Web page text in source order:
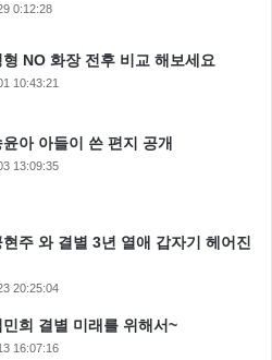
0:12:28
NO 화장 전후 비교 해보세요
10:43:21
아 아들이 쓴 편지 공개
13:09:35
주 와 결별 3년 열애 갑자기 헤어진
20:25:04
희 결별 미래를 위해서~
16:07:16